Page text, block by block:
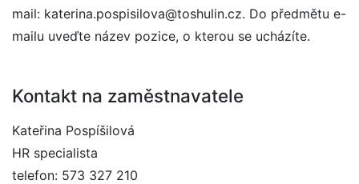
mail: katerina.pospisilova@toshulin.cz. Do předmětu e-
mailu uveďte název pozice, o kterou se ucházíte.
Kontakt na zaměstnavatele
Kateřina Pospíšilová
HR specialista
telefon: 573 327 210